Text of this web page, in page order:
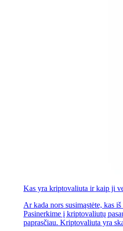
Kas yra kriptovaliuta ir kaip ji
Ar kada nors susimąstėte, kas
Pasinerkime į kriptovaliutų
paprasčiau. Kriptovaliuta yra